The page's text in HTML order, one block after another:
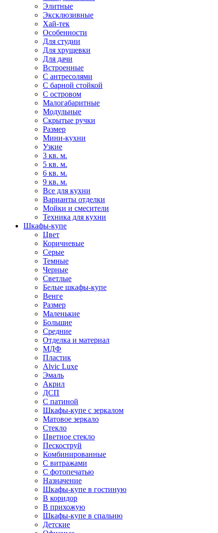
Элитные
Эксклюзивные
Хай-тек
Особенности
Для студии
Для хрущевки
Для дачи
Встроенные
С антресолями
С барной стойкой
С островом
Малогабаритные
Модульные
Скрытые ручки
Размер
Мини-кухни
Узкие
3 кв. м.
5 кв. м.
6 кв. м.
9 кв. м.
Все для кухни
Варианты отделки
Мойки и смесители
Техника для кухни
Шкафы-купе
Цвет
Коричневые
Серые
Темные
Черные
Светлые
Белые шкафы-купе
Венге
Размер
Маленькие
Большие
Средние
Отделка и материал
МДФ
Пластик
Alvic Luxe
Эмаль
Акрил
ДСП
С патиной
Шкафы-купе с зеркалом
Матовое зеркало
Стекло
Цветное стекло
Пескоструй
Комбинированные
С витражами
С фотопечатью
Назначение
Шкафы-купе в гостиную
В коридор
В прихожую
Шкафы-купе в спальню
Детские